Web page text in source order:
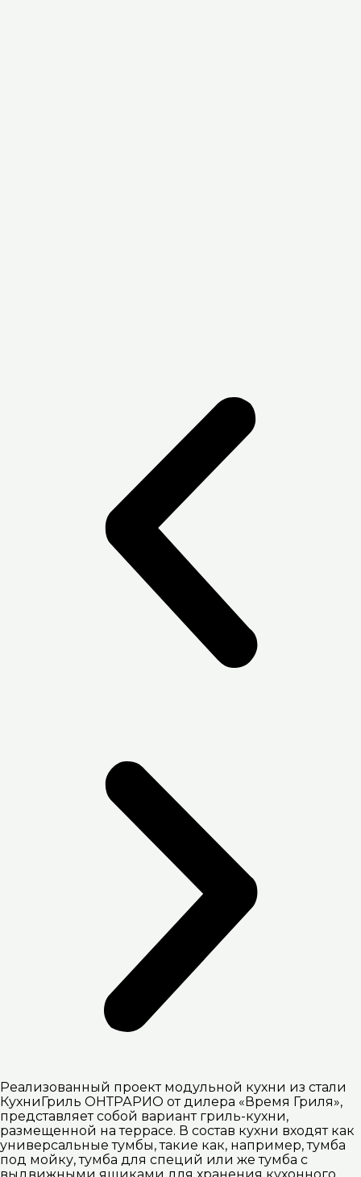
Реализованный проект модульной кухни из стали
КухниГриль ОНТРАРИО от дилера «Время Гриля»,
представляет собой вариант гриль-кухни,
размещенной на террасе. В состав кухни входят как
универсальные тумбы, такие как, например, тумба
под мойку, тумба для специй или же тумба с